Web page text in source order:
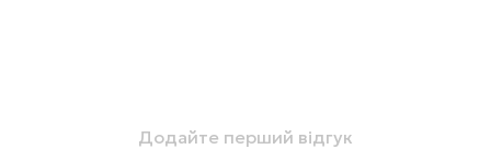
Додайте перший відгук